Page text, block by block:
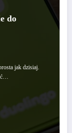
do
jak dzisiaj.